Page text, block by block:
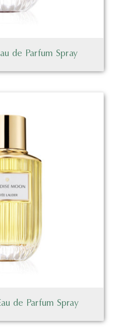
de Parfum Spray
de Parfum Spray